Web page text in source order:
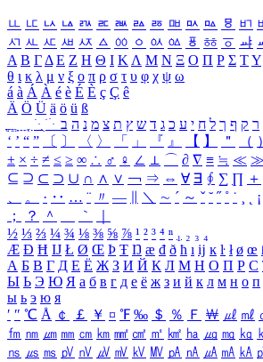
ㅥ ㅦ ㅧ ㅨ ㅩ ㅪ ㅫ ㅬ ㅭ ㅮ ㅯ ㅰ ㅱ ㅲ
ㅺ ㅻ ㅼ ㅽ ㅾ ㅿ ㆀ ㆁ ㆂ ㆃ ㆄ ㆅ ㆆ ㆇ
Α Β ΓΔ Ε Ζ Η Θ Ι ΚΛ Μ Ν Ξ Ο Π Ρ Σ ΤΥ
θ ι κ λ μ ν ξ ο π ρ σ τ υ φ χ ψ ω
á à Á À é è É È ç Ç ê
Ä Ö Ü ä ö ü ß
ִֶֹ ֻּ ׁׂ ר ק ף ך ל ח י ע כ ג ד ש ץ ת צ מ נ ה ב
‘ ’ “ ” 〔 〕 〈 〉 「 」 『 』 【 】 ＂ （ ）
± × ÷ ≠ ≤ ≥ ∞ ∴ ♂ ♀ ∠ ⊥ ⌒ ∂ ∇ ≡ ≒ ≪ ≫
⊆ ⊇ ⊂ ⊃ ∪ ∩ ∧ ∨ ￢ ⇒ ⇔ ∀ ∃ ∮ ∑ ∏ ＋
、
。 · ‥ … ¨ 〃 ― ＼ ∼ ´ ～ ˇ ˘ ˝ ˚ ˙ ¸ ¡
；
？ ＾ ｀
½ ⅓ ⅔ ¼ ¾ ⅛ ⅜ ⅝ ⅞ ¹ ² ³ ⁴ ⁿ ₁ ₂ ₃ ₄
Æ Ð Ħ Ĳ Ł Ø Œ Þ Ŧ Ŋ æ đ ð ħ ı ĳ ĸ ŀ ł ø œ
А Б В Г Д Е Ё Ж З И Й К Л М Н О П Р С
Ы Ь Э Ю Я а б в г д е ё ж з и й к л м н о п
ы ь э ю я
′ ″ ℃ Å ￠ ￡ ￥ ¤ ℉ ‰ ＄ ％ Ｆ ￦ ㎕ ㎖
㎙ ㎚ ㎛ ㎜ ㎝ ㎞ ㎟ ㎠ ㎡ ㎢ ㏊ ㎍ ㎎ ㎏
㎱ ㎲ ㎳ ㎴ ㎵ ㎶ ㎷ ㎸ ㎹ ㎀ ㎁ ㎂ ㎃ ㎄